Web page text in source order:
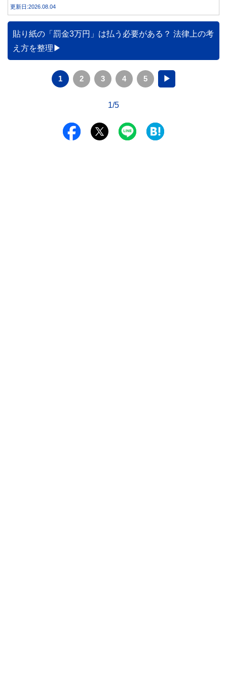
更新日:2026.08.04
貼り紙の「罰金3万円」は払う必要がある？ 法律上の考
え方を整理
1 2 3 4 5 ▶
1/5